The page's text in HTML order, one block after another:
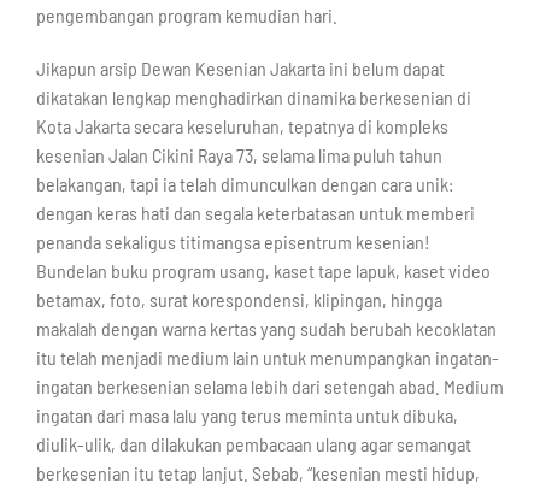
pengembangan program kemudian hari.
Jikapun arsip Dewan Kesenian Jakarta ini belum dapat
dikatakan lengkap menghadirkan dinamika berkesenian di
Kota Jakarta secara keseluruhan, tepatnya di kompleks
kesenian Jalan Cikini Raya 73, selama lima puluh tahun
belakangan, tapi ia telah dimunculkan dengan cara unik:
dengan keras hati dan segala keterbatasan untuk memberi
penanda sekaligus titimangsa episentrum kesenian!
Bundelan buku program usang, kaset tape lapuk, kaset video
betamax, foto, surat korespondensi, klipingan, hingga
makalah dengan warna kertas yang sudah berubah kecoklatan
itu telah menjadi medium lain untuk menumpangkan ingatan-
ingatan berkesenian selama lebih dari setengah abad. Medium
ingatan dari masa lalu yang terus meminta untuk dibuka,
diulik-ulik, dan dilakukan pembacaan ulang agar semangat
berkesenian itu tetap lanjut. Sebab, “kesenian mesti hidup,